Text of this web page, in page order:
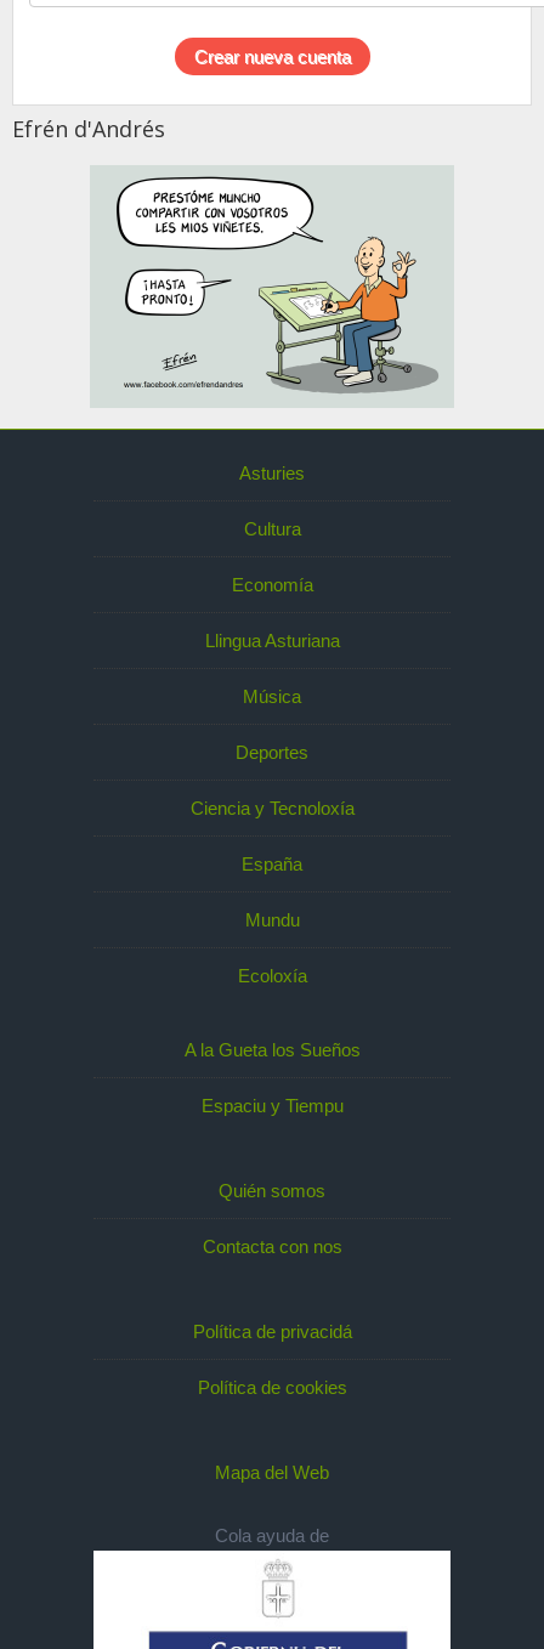
Efrén d'Andrés
Asturies
Cultura
Economía
Llingua Asturiana
Música
Deportes
Ciencia y Tecnoloxía
España
Mundu
Ecoloxía
A la Gueta los Sueños
Espaciu y Tiempu
Quién somos
Contacta con nos
Política de privacidá
Política de cookies
Mapa del Web
Cola ayuda de